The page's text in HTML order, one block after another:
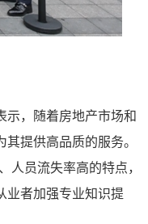
示，随着房地产市场和
提供高品质的服务。
人员流失率高的特点，
业者加强专业知识提